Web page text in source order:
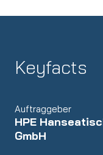
Keyfacts
Auftraggeber
HPE
GmbH